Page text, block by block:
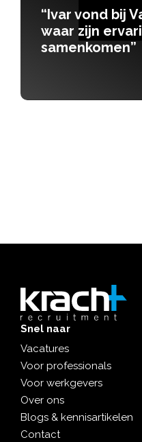
“Ivar vond bij
waar zijn
samenkomen”
Snel naar
Vacatures
Voor professionals
Voor werkgevers
Over ons
Blogs & kennisartikelen
Contact